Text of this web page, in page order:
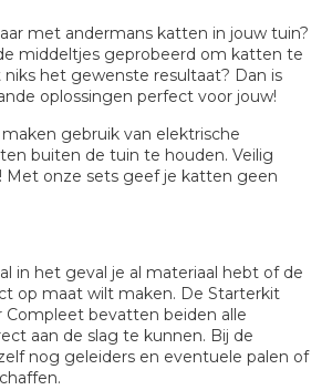
met andermans katten in jouw tuin?
middeltjes geprobeerd om katten te
het gewenste resultaat? Dan is
oplossingen perfect voor jouw!
gebruik van elektrische
buiten de tuin te houden. Veilig
Met onze sets geef je katten geen
in het geval je al materiaal hebt of de
op maat wilt maken. De Starterkit
Compleet bevatten beiden alle
aan de slag te kunnen. Bij de
nog geleiders en eventuele palen of